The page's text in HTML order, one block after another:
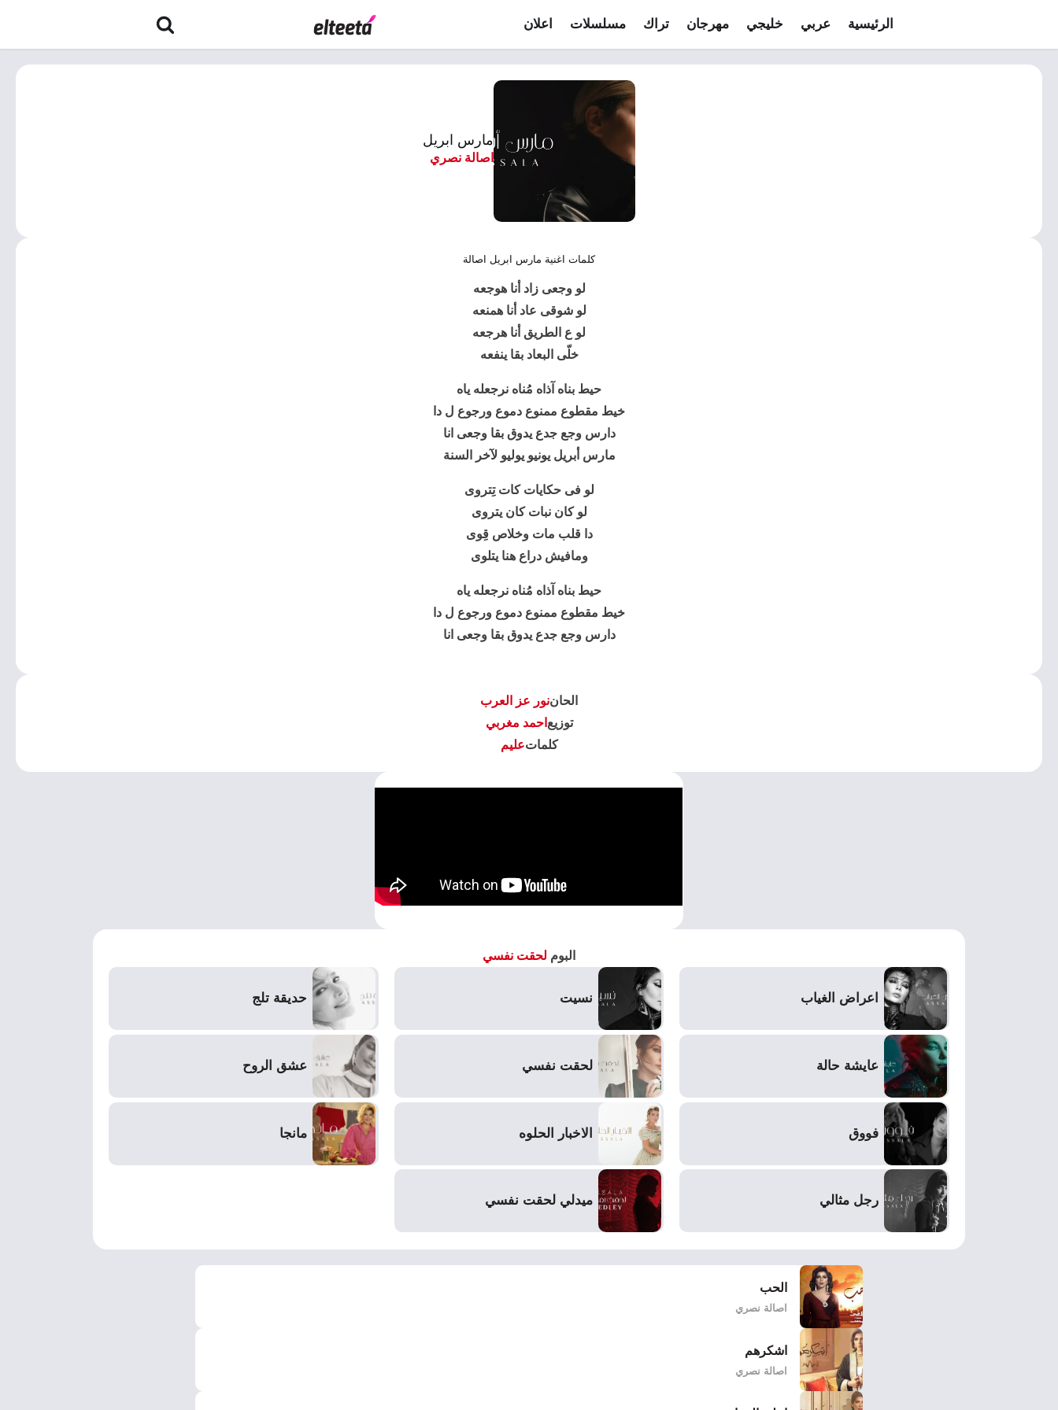
الرئيسية عربي خليجي مهرجان تراك مسلسلات اعلان
مارس ابريل
اصالة نصري
كلمات اغنية مارس ابريل اصالة
لو وجعى زاد أنا هوجعه
لو شوقى عاد أنا همنعه
لو ع الطريق أنا هرجعه
خلّى البعاد بقا ينفعه
حيط بناه آذاه مُناه نرجعله ياه
خيط مقطوع ممنوع دموع ورجوع ل دا
دارس وجع جدع يدوق بقا وجعى انا
مارس أبريل يونيو يوليو لآخر السنة
لو فى حكايات كات تِتروى
لو كان نبات كان يتروى
دا قلب مات وخلاص قِوى
ومافيش دراع هنا يتلوى
حيط بناه آذاه مُناه نرجعله ياه
خيط مقطوع ممنوع دموع ورجوع ل دا
دارس وجع جدع يدوق بقا وجعى انا
الحاننور عز العرب
توزيع احمد مغربي
كلماتعليم
البوم لحقت نفسي
اعراض الغياب نسيت حديقة تلج
عايشة حالة لحقت نفسي عشق الروح
فووق الاخبار الحلوه مانجا
رجل مثالي ميدلي لحقت نفسي
الحب
اصالة نصري
اشكرهم
اصالة نصري